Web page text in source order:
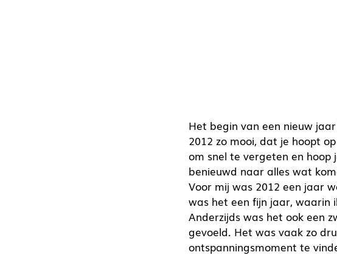
Het begin van een nieuw
2012 zo mooi, dat je hoopt
om snel te vergeten en
benieuwd naar alles wat
Voor mij was 2012 een jaar
was het een fijn jaar, waarin
Anderzijds was het ook een
gevoeld. Het was vaak zo
ontspanningsmoment te